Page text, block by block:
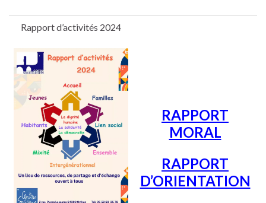
Rapport d’activités 2024
RAPPORT
MORAL
RAPPORT
D’ORIENTATION